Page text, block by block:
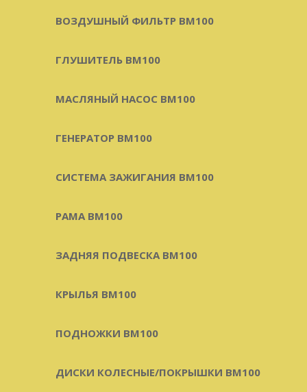
ВОЗДУШНЫЙ ФИЛЬТР BM100
ГЛУШИТЕЛЬ BM100
МАСЛЯНЫЙ НАСОС BM100
ГЕНЕРАТОР BM100
СИСТЕМА ЗАЖИГАНИЯ BM100
РАМА BM100
ЗАДНЯЯ ПОДВЕСКА BM100
КРЫЛЬЯ BM100
ПОДНОЖКИ BM100
ДИСКИ КОЛЕСНЫЕ/ПОКРЫШКИ BM100